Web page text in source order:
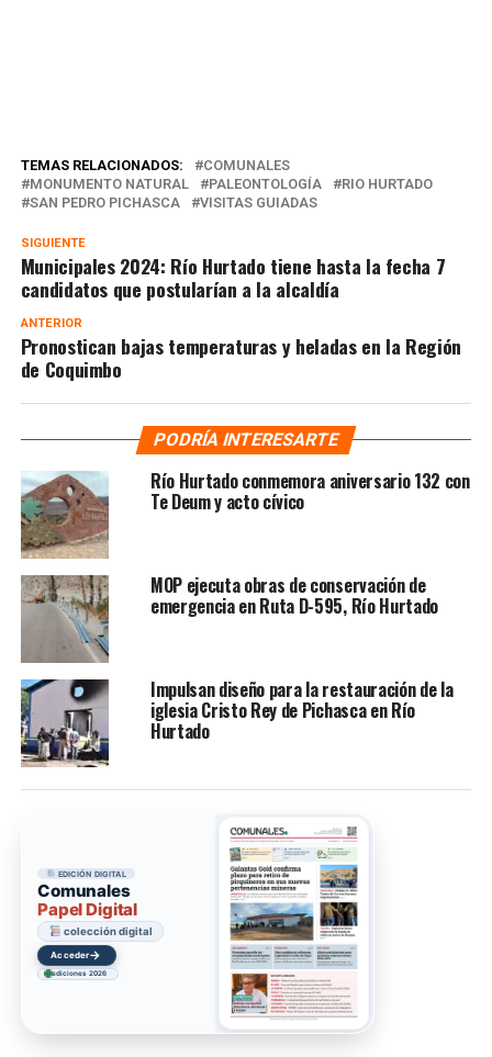
TEMAS RELACIONADOS:
COMUNALES
MONUMENTO NATURAL
PALEONTOLOGÍA
RIO HURTADO
SAN PEDRO PICHASCA
VISITAS GUIADAS
SIGUIENTE
Municipales 2024: Río Hurtado tiene hasta la fecha 7
candidatos que postularían a la alcaldía
ANTERIOR
Pronostican bajas temperaturas y heladas en la Región
de Coquimbo
PODRÍA INTERESARTE
Río Hurtado conmemora aniversario 132 con
Te Deum y acto cívico
MOP ejecuta obras de conservación de
emergencia en Ruta D-595, Río Hurtado
Impulsan diseño para la restauración de la
iglesia Cristo Rey de Pichasca en Río
Hurtado
EDICIÓN DIGITAL
Comunales
Papel Digital
colección digital
Acceder→
ediciones 2026